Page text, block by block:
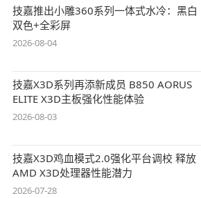
技嘉推出小雕360系列一体式水冷：黑白
双色+全彩屏
2026-08-04
技嘉X3D系列再添新成员 B850 AORUS
ELITE X3D主板强化性能体验
2026-08-03
技嘉X3D鸡血模式2.0强化平台调校 释放
AMD X3D处理器性能潜力
2026-07-28